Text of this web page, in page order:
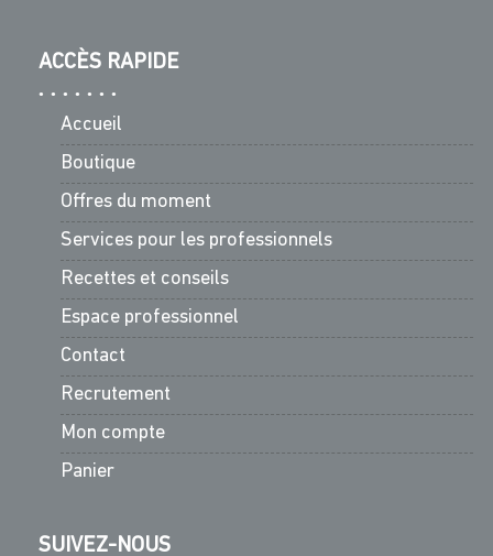
ACCÈS RAPIDE
Accueil
Boutique
Offres du moment
Services pour les professionnels
Recettes et conseils
Espace professionnel
Contact
Recrutement
Mon compte
Panier
SUIVEZ-NOUS